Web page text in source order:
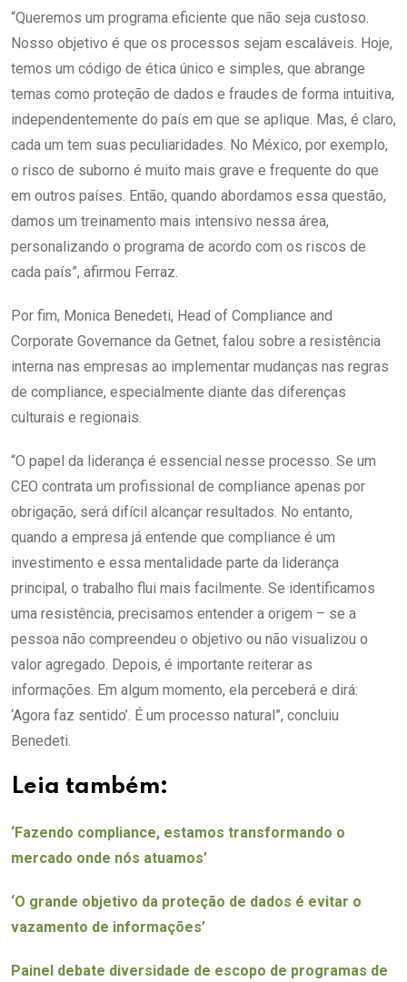
“Queremos um programa eficiente que não seja custoso.
Nosso objetivo é que os processos sejam escaláveis. Hoje,
temos um código de ética único e simples, que abrange
temas como proteção de dados e fraudes de forma intuitiva,
independentemente do país em que se aplique. Mas, é claro,
cada um tem suas peculiaridades. No México, por exemplo,
o risco de suborno é muito mais grave e frequente do que
em outros países. Então, quando abordamos essa questão,
damos um treinamento mais intensivo nessa área,
personalizando o programa de acordo com os riscos de
cada país”, afirmou Ferraz.
Por fim, Monica Benedeti, Head of Compliance and
Corporate Governance da Getnet, falou sobre a resistência
interna nas empresas ao implementar mudanças nas regras
de compliance, especialmente diante das diferenças
culturais e regionais.
“O papel da liderança é essencial nesse processo. Se um
CEO contrata um profissional de compliance apenas por
obrigação, será difícil alcançar resultados. No entanto,
quando a empresa já entende que compliance é um
investimento e essa mentalidade parte da liderança
principal, o trabalho flui mais facilmente. Se identificamos
uma resistência, precisamos entender a origem – se a
pessoa não compreendeu o objetivo ou não visualizou o
valor agregado. Depois, é importante reiterar as
informações. Em algum momento, ela perceberá e dirá:
‘Agora faz sentido’. É um processo natural”, concluiu
Benedeti.
Leia também:
‘Fazendo compliance, estamos transformando o
mercado onde nós atuamos’
‘O grande objetivo da proteção de dados é evitar o
vazamento de informações’
Painel debate diversidade de escopo de programas de